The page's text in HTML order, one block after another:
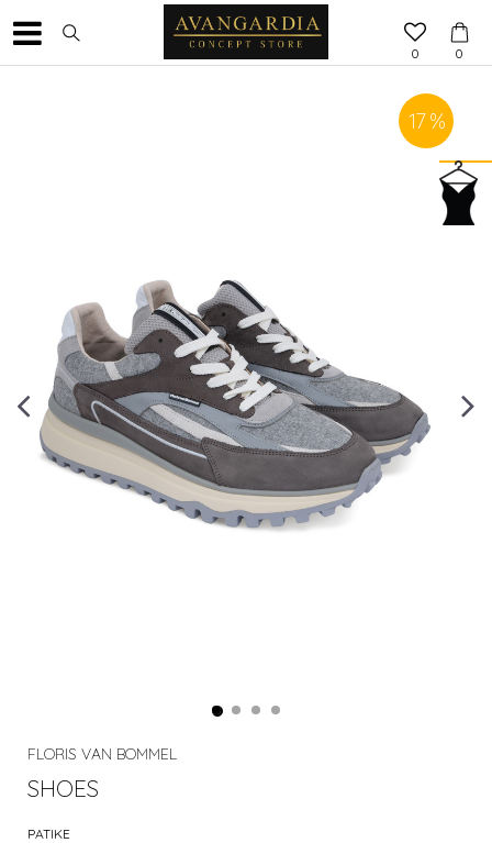
0
0
17 %
FLORIS VAN BOMMEL
SHOES
PATIKE